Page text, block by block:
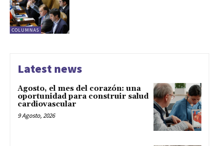
COLUMNAS
Latest news
Agosto, el mes del corazón: una
oportunidad para construir salud
cardiovascular
9 Agosto, 2026